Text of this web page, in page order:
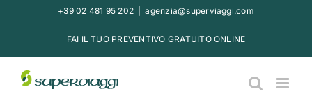
+39 02 481 95 202 agenzia@superviaggi.com
FAI IL TUO PREVENTIVO GRATUITO ONLINE